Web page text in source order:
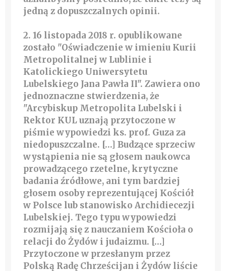
jedną z dopuszczalnych opinii.
2. 16 listopada 2018 r. opublikowane
zostało "Oświadczenie w imieniu Kurii
Metropolitalnej w Lublinie i
Katolickiego Uniwersytetu
Lubelskiego Jana Pawła II". Zawiera ono
jednoznaczne stwierdzenia, że
"Arcybiskup Metropolita Lubelski i
Rektor KUL uznają przytoczone w
piśmie wypowiedzi ks. prof. Guza za
niedopuszczalne. […] Budzące sprzeciw
wystąpienia nie są głosem naukowca
prowadzącego rzetelne, krytyczne
badania źródłowe, ani tym bardziej
głosem osoby reprezentującej Kościół
w Polsce lub stanowisko Archidiecezji
Lubelskiej. Tego typu wypowiedzi
rozmijają się z nauczaniem Kościoła o
relacji do Żydów i judaizmu. […]
Przytoczone w przesłanym przez
Polską Radę Chrześcijan i Żydów liście